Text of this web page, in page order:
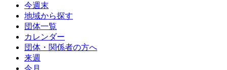
今週末
地域から探す
団体一覧
カレンダー
団体・関係者の方へ
来週
今月